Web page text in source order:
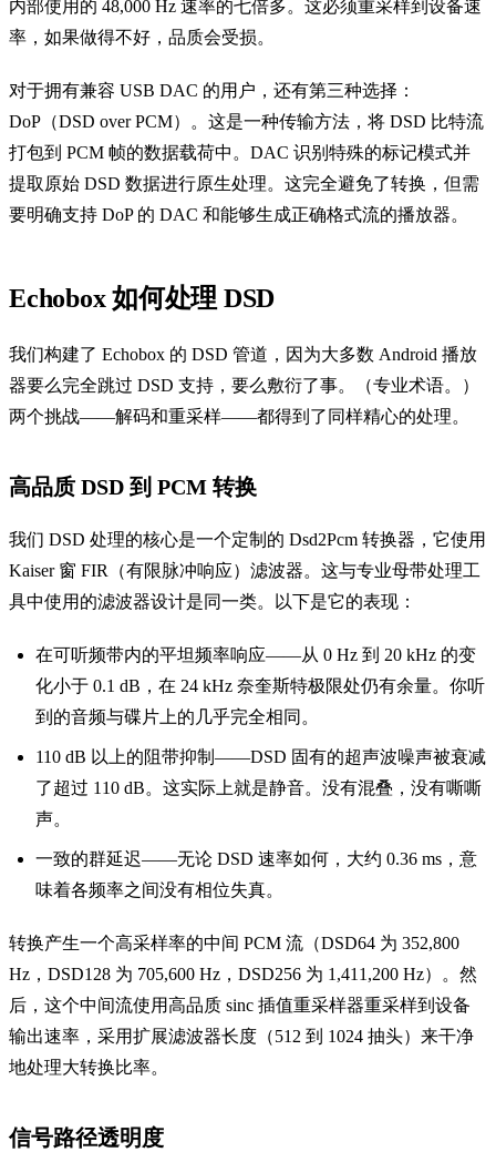
内部使用的 48,000 Hz 速率的七倍多。这必须重采样到设备速
率，如果做得不好，品质会受损。
对于拥有兼容 USB DAC 的用户，还有第三种选择：
DoP（DSD over PCM）。这是一种传输方法，将 DSD 比特流
打包到 PCM 帧的数据载荷中。DAC 识别特殊的标记模式并
提取原始 DSD 数据进行原生处理。这完全避免了转换，但需
要明确支持 DoP 的 DAC 和能够生成正确格式流的播放器。
Echobox 如何处理 DSD
我们构建了 Echobox 的 DSD 管道，因为大多数 Android 播放
器要么完全跳过 DSD 支持，要么敷衍了事。（专业术语。）
两个挑战——解码和重采样——都得到了同样精心的处理。
高品质 DSD 到 PCM 转换
我们 DSD 处理的核心是一个定制的 Dsd2Pcm 转换器，它使用
Kaiser 窗 FIR（有限脉冲响应）滤波器。这与专业母带处理工
具中使用的滤波器设计是同一类。以下是它的表现：
在可听频带内的平坦频率响应——从 0 Hz 到 20 kHz 的变
化小于 0.1 dB，在 24 kHz 奈奎斯特极限处仍有余量。你听
到的音频与碟片上的几乎完全相同。
110 dB 以上的阻带抑制——DSD 固有的超声波噪声被衰减
了超过 110 dB。这实际上就是静音。没有混叠，没有嘶嘶
声。
一致的群延迟——无论 DSD 速率如何，大约 0.36 ms，意
味着各频率之间没有相位失真。
转换产生一个高采样率的中间 PCM 流（DSD64 为 352,800
Hz，DSD128 为 705,600 Hz，DSD256 为 1,411,200 Hz）。然
后，这个中间流使用高品质 sinc 插值重采样器重采样到设备
输出速率，采用扩展滤波器长度（512 到 1024 抽头）来干净
地处理大转换比率。
信号路径透明度